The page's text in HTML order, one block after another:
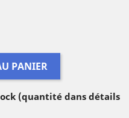
PANIER
(quantité dans détails